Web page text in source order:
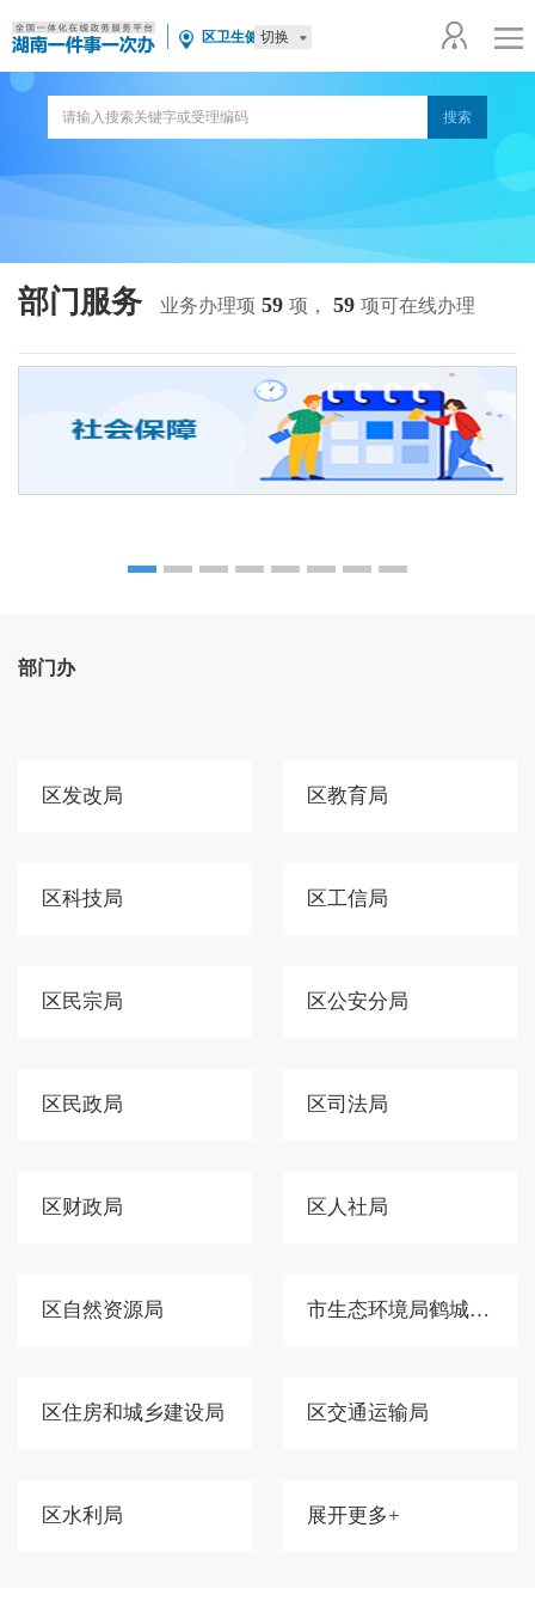
区卫生健康局
切换
部门服务 业务办理项 59 项， 59 项可在线办理
部门办
区发改局 区教育局
区科技局 区工信局
区民宗局 区公安分局
区民政局 区司法局
区财政局 区人社局
区自然资源局 市生态环境局鹤城分局
区住房和城乡建设局 区交通运输局
区水利局 展开更多+